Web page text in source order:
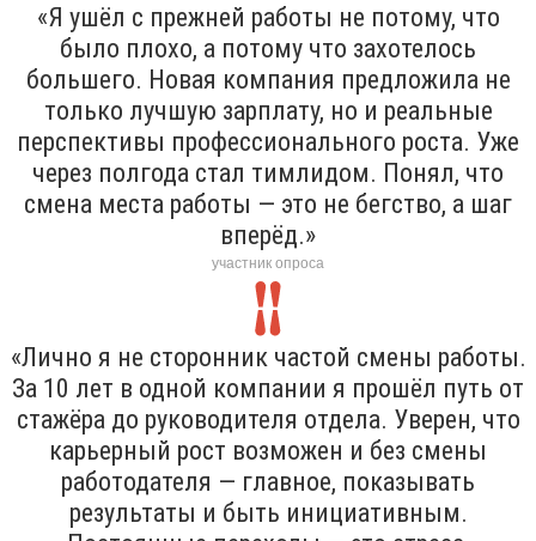
«Я ушёл с прежней работы не потому, что
было плохо, а потому что захотелось
большего. Новая компания предложила не
только лучшую зарплату, но и реальные
перспективы профессионального роста. Уже
через полгода стал тимлидом. Понял, что
смена места работы — это не бегство, а шаг
вперёд.»
участник опроса
«Лично я не сторонник частой смены работы.
За 10 лет в одной компании я прошёл путь от
стажёра до руководителя отдела. Уверен, что
карьерный рост возможен и без смены
работодателя — главное, показывать
результаты и быть инициативным.